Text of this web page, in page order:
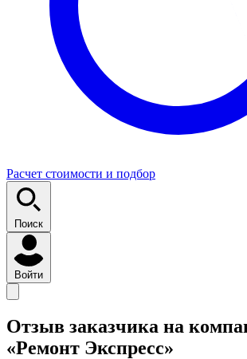
Расчет стоимости и подбор
Поиск
Войти
Отзыв заказчика на
«Ремонт Экспресс»